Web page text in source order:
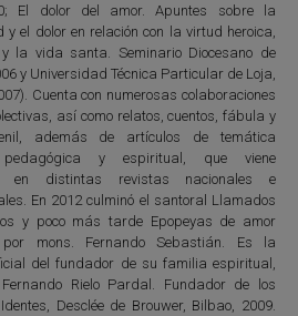
El dolor del amor. Apuntes sobre la
y el dolor en relación con la virtud heroica,
la vida santa. Seminario Diocesano de
y Universidad Técnica Particular de Loja,
Cuenta con numerosas colaboraciones
así como relatos, cuentos, fábula y
además de artículos de temática
pedagógica y espiritual, que viene
en distintas revistas nacionales e
En 2012 culminó el santoral Llamados
y poco más tarde Epopeyas de amor
por mons. Fernando Sebastián. Es la
del fundador de su familia espiritual,
Rielo Pardal. Fundador de los
Desclée de Brouwer, Bilbao, 2009.